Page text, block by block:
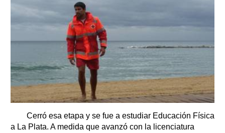
Cerró esa etapa y se fue a estudiar Educación Física
a La Plata. A medida que avanzó con la licenciatura